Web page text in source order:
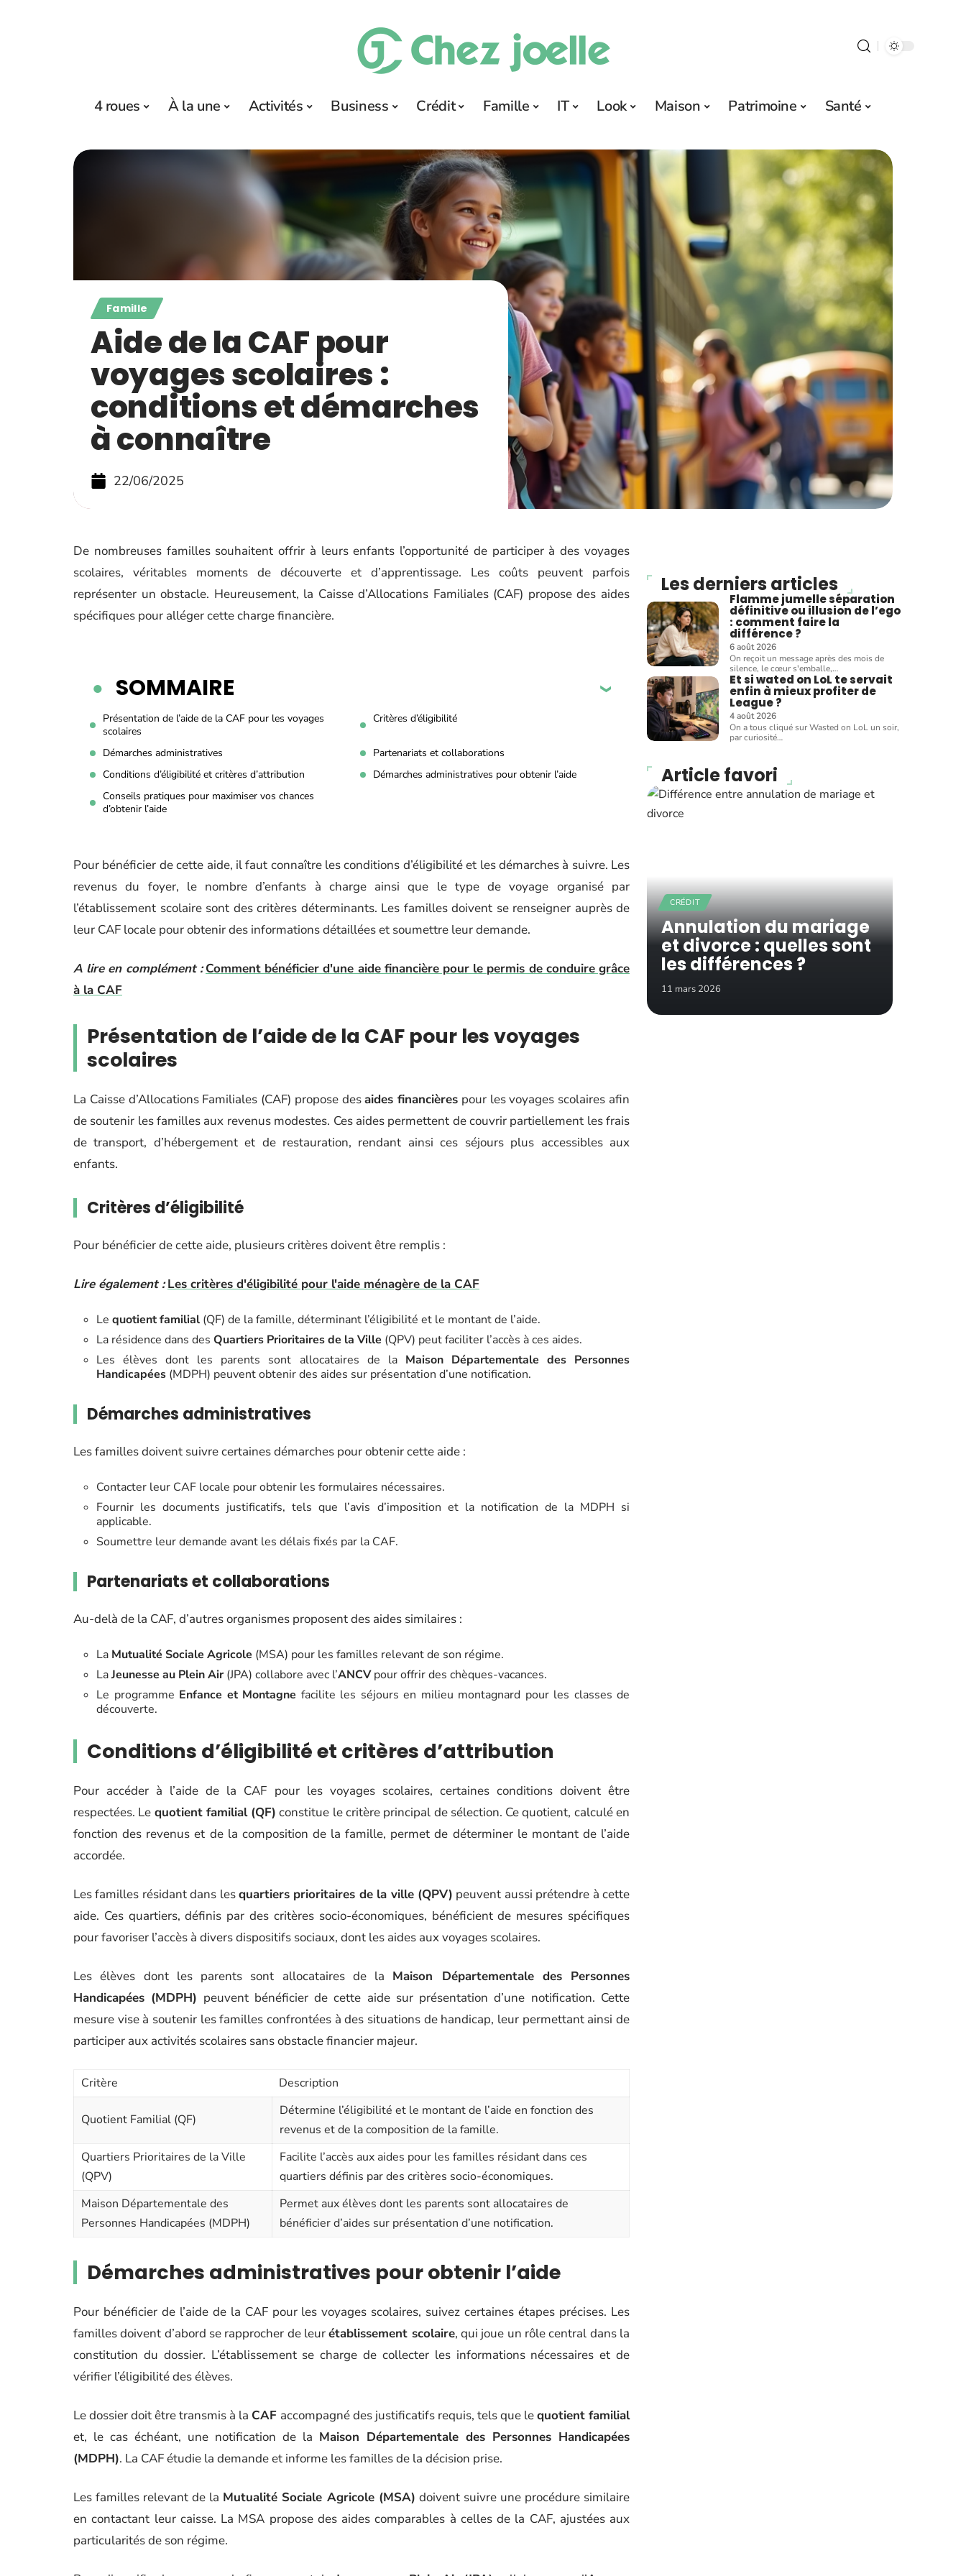
4 roues À la une Activités Business Crédit Famille IT Look Maison Patrimoine Santé
Famille
Aide de la CAF pour
voyages scolaires :
conditions et démarches
à connaître
22/06/2025
De nombreuses familles souhaitent offrir à leurs enfants l’opportunité de participer à des voyages
scolaires, véritables moments de découverte et d’apprentissage. Les coûts peuvent parfois
représenter un obstacle. Heureusement, la Caisse d’Allocations Familiales (CAF) propose des aides
spécifiques pour alléger cette charge financière.
SOMMAIRE
Présentation de l’aide de la CAF pour les voyages
scolaires
Critères d’éligibilité
Démarches administratives
Partenariats et collaborations
Conditions d’éligibilité et critères d’attribution
Démarches administratives pour obtenir l’aide
Conseils pratiques pour maximiser vos chances
d’obtenir l’aide
Pour bénéficier de cette aide, il faut connaître les conditions d’éligibilité et les démarches à suivre. Les
revenus du foyer, le nombre d’enfants à charge ainsi que le type de voyage organisé par
l’établissement scolaire sont des critères déterminants. Les familles doivent se renseigner auprès de
leur CAF locale pour obtenir des informations détaillées et soumettre leur demande.
A lire en complément : Comment bénéficier d'une aide financière pour le permis de conduire grâce
à la CAF
Présentation de l’aide de la CAF pour les voyages
scolaires
La Caisse d’Allocations Familiales (CAF) propose desaides financières pour les voyages scolaires afin
de soutenir les familles aux revenus modestes. Ces aides permettent de couvrir partiellement les frais
de transport, d’hébergement et de restauration, rendant ainsi ces séjours plus accessibles aux
enfants.
Critères d’éligibilité
Pour bénéficier de cette aide, plusieurs critères doivent être remplis :
Lire également : Les critères d'éligibilité pour l'aide ménagère de la CAF
Le quotient familial (QF) de la famille, déterminant l’éligibilité et le montant de l’aide.
La résidence dans des Quartiers Prioritaires de la Ville (QPV) peut faciliter l’accès à ces aides.
Les élèves dont les parents sont allocataires de la Maison Départementale des Personnes
Handicapées (MDPH) peuvent obtenir des aides sur présentation d’une notification.
Démarches administratives
Les familles doivent suivre certaines démarches pour obtenir cette aide :
Contacter leur CAF locale pour obtenir les formulaires nécessaires.
Fournir les documents justificatifs, tels que l’avis d’imposition et la notification de la MDPH si
applicable.
Soumettre leur demande avant les délais fixés par la CAF.
Partenariats et collaborations
Au-delà de la CAF, d’autres organismes proposent des aides similaires :
La Mutualité Sociale Agricole (MSA) pour les familles relevant de son régime.
LaJeunesse au Plein Air (JPA) collabore avec l’ANCVpour offrir des chèques-vacances.
Le programme Enfance et Montagne facilite les séjours en milieu montagnard pour les classes de
découverte.
Conditions d’éligibilité et critères d’attribution
Pour accéder à l’aide de la CAF pour les voyages scolaires, certaines conditions doivent être
respectées. Le quotient familial (QF) constitue le critère principal de sélection. Ce quotient, calculé en
fonction des revenus et de la composition de la famille, permet de déterminer le montant de l’aide
accordée.
Les familles résidant dans lesquartiers prioritaires de la ville (QPV) peuvent aussi prétendre à cette
aide. Ces quartiers, définis par des critères socio-économiques, bénéficient de mesures spécifiques
pour favoriser l’accès à divers dispositifs sociaux, dont les aides aux voyages scolaires.
Les élèves dont les parents sont allocataires de la Maison Départementale des Personnes
Handicapées (MDPH) peuvent bénéficier de cette aide sur présentation d’une notification. Cette
mesure vise à soutenir les familles confrontées à des situations de handicap, leur permettant ainsi de
participer aux activités scolaires sans obstacle financier majeur.
Critère Description
Quotient Familial (QF)
Détermine l’éligibilité et le montant de l’aide en fonction des
revenus et de la composition de la famille.
Quartiers Prioritaires de la Ville
(QPV)
Facilite l’accès aux aides pour les familles résidant dans ces
quartiers définis par des critères socio-économiques.
Maison Départementale des
Personnes Handicapées (MDPH)
Permet aux élèves dont les parents sont allocataires de
bénéficier d’aides sur présentation d’une notification.
Démarches administratives pour obtenir l’aide
Pour bénéficier de l’aide de la CAF pour les voyages scolaires, suivez certaines étapes précises. Les
familles doivent d’abord se rapprocher de leurétablissement scolaire, qui joue un rôle central dans la
constitution du dossier. L’établissement se charge de collecter les informations nécessaires et de
vérifier l’éligibilité des élèves.
Le dossier doit être transmis à la CAF accompagné des justificatifs requis, tels que lequotient familial
et, le cas échéant, une notification de la Maison Départementale des Personnes Handicapées
(MDPH). La CAF étudie la demande et informe les familles de la décision prise.
Les familles relevant de la Mutualité Sociale Agricole (MSA) doivent suivre une procédure similaire
en contactant leur caisse. La MSA propose des aides comparables à celles de la CAF, ajustées aux
particularités de son régime.
Les derniers articles
Flamme jumelle séparation
définitive ou illusion de l’ego
: comment faire la
différence ?
6 août 2026
On reçoit un message après des mois de
silence, le cœur s'emballe,…
Et si wated on LoL te servait
enfin à mieux profiter de
League ?
4 août 2026
On a tous cliqué sur Wasted on LoL un soir,
par curiosité…
Article favori
CRÉDIT
Annulation du mariage
et divorce : quelles sont
les différences ?
11 mars 2026